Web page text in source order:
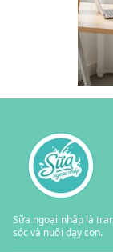
Sữa ngoại nhập là
sóc và nuôi dạy con.